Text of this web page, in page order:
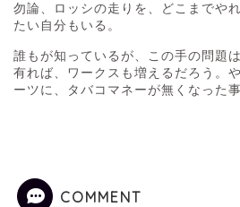
勿論、ロッシの走りを、どこまでや
たい自分もいる。
誰もが知っているが、この手の問題
有れば、ワークスも増えるだろう。
ーツに、タバコマネーが無くなった事
COMMENT